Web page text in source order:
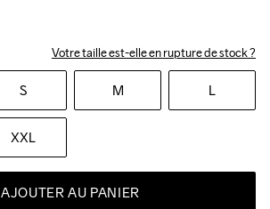
Votre taille est-elle en rupture de stock ?
S M L
XXL
AJOUTER AU PANIER